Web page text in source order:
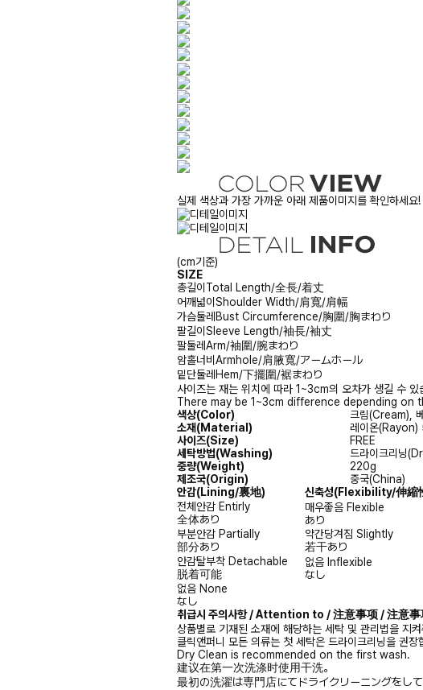
실제 색상과 가장 가까운 아래 제품이미지를 확인하세
(cm기준)
SIZE
총길이 Total Length/全長/着丈
어깨넓이 Shoulder Width/肩寬/肩幅
가슴둘레 Bust Circumference/胸圍/胸まわり
팔길이 Sleeve Length/袖長/袖丈
팔둘레Arm/袖圍/腕まわり
암홀너비 Armhole/肩腋寬/アームホール
밑단둘레 Hem/下擺圍/裾まわり
사이즈는 재는 위치에 따라 1~3cm의 오차가 생길 수 있
There may be 1~3cm difference depending on
색상(Color)
크림(Cream),
소재(Material)
레이온
사이즈(Size)
FREE
세탁방법(Washing)
드라이크리닝
중량(Weight)
220g
제조국(Origin)
중국(China)
안감(Lining/裏地) 신축성(Flexibility/伸縮
전체안감 Entirly
全体あり
매우좋음 Flexible
あり
부분안감 Partially
部分あり
약간당겨짐 Slightly
若干あり
안감탈부착 Detachable
脱着可能
없음 Inflexible
なし
없음 None
なし
취급시 주의사항 / Attention to / 注意事项 / 注意事
상품별로 기재된 소재에 해당하는 세탁 및 관리법을 지
클릭앤퍼니 모든 의류는 첫 세탁은 드라이크리닝을 권장
Dry Clean is recommended on the first wash.
建议在第一次洗涤时使用干洗。
最初の洗濯は専門店にてドライクリーニングをして